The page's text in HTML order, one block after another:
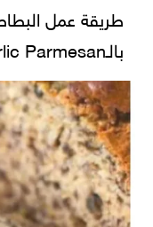
طريقة عمل
بالـGarlic Parmesan